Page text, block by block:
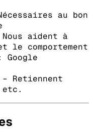
au bon
aident à
le comportement
– Retiennent